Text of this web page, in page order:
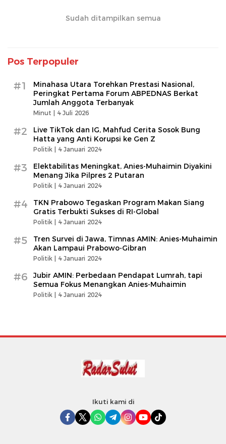
Sudah ditampilkan semua
Pos Terpopuler
#1
Minahasa Utara Torehkan Prestasi Nasional,
Peringkat Pertama Forum ABPEDNAS Berkat
Jumlah Anggota Terbanyak
Minut | 4 Juli 2026
#2
Live TikTok dan IG, Mahfud Cerita Sosok Bung
Hatta yang Anti Korupsi ke Gen Z
Politik | 4 Januari 2024
#3
Elektabilitas Meningkat, Anies-Muhaimin Diyakini
Menang Jika Pilpres 2 Putaran
Politik | 4 Januari 2024
#4
TKN Prabowo Tegaskan Program Makan Siang
Gratis Terbukti Sukses di RI-Global
Politik | 4 Januari 2024
#5
Tren Survei di Jawa, Timnas AMIN: Anies-Muhaimin
Akan Lampaui Prabowo-Gibran
Politik | 4 Januari 2024
#6
Jubir AMIN: Perbedaan Pendapat Lumrah, tapi
Semua Fokus Menangkan Anies-Muhaimin
Politik | 4 Januari 2024
Ikuti kami di